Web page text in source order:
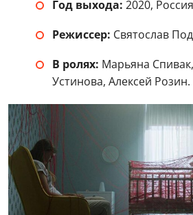
Год выхода: 2020,
Режиссер: Святослав
В ролях: Марьяна
Устинова, Алексей Розин.